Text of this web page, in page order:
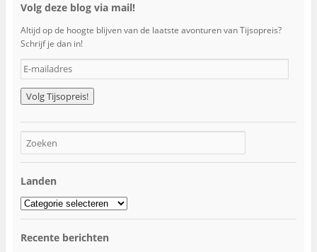
Volg deze blog via mail!
Altijd op de hoogte blijven van de laatste avonturen van Tijsopreis?
Schrijf je dan in!
E
-
m
a
i
l
d
e
s
Landen
Landen
Recente berichten